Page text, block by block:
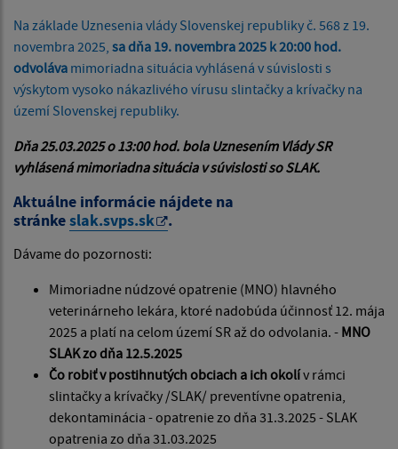
Na základe Uznesenia vlády Slovenskej republiky č. 568 z 19.
novembra 2025, sa dňa 19. novembra 2025 k 20:00 hod.
odvoláva mimoriadna situácia vyhlásená v súvislosti s
výskytom vysoko nákazlivého vírusu slintačky a krívačky na
území Slovenskej republiky.
Dňa 25.03.2025 o 13:00 hod. bola Uznesením Vlády SR
vyhlásená mimoriadna situácia v súvislosti so SLAK.
Aktuálne informácie nájdete na
stránkeslak.svps.sk .
Dávame do pozornosti:
Mimoriadne núdzové opatrenie (MNO) hlavného
veterinárneho lekára, ktoré nadobúda účinnosť 12. mája
2025 a platí na celom území SR až do odvolania. - MNO
SLAK zo dňa 12.5.2025
Čo robiť v postihnutých obciach a ich okolív rámci
slintačky a krívačky /SLAK/ preventívne opatrenia,
dekontaminácia - opatrenie zo dňa 31.3.2025 - SLAK
opatrenia zo dňa 31.03.2025